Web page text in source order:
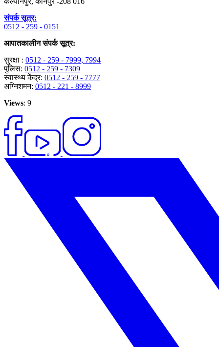
संपर्क सूत्र:
0512 - 259 - 0151
आपातकालीन संपर्क सूत्र:
सुरक्षा : 0512 - 259 - 7999, 7994
पुलिस: 0512 - 259 - 7309
स्वास्थ्य केंद्र: 0512 - 259 - 7777
अग्निशमन: 0512 - 221 - 8999
Views: 9